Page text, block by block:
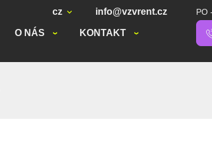
O NÁS KONTAKT
cz info@vzvrent.cz PO